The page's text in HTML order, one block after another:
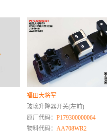
福田大将军
玻璃升降器开关(左前)
原厂代码： P179300000064
物料代码： AA708WR2